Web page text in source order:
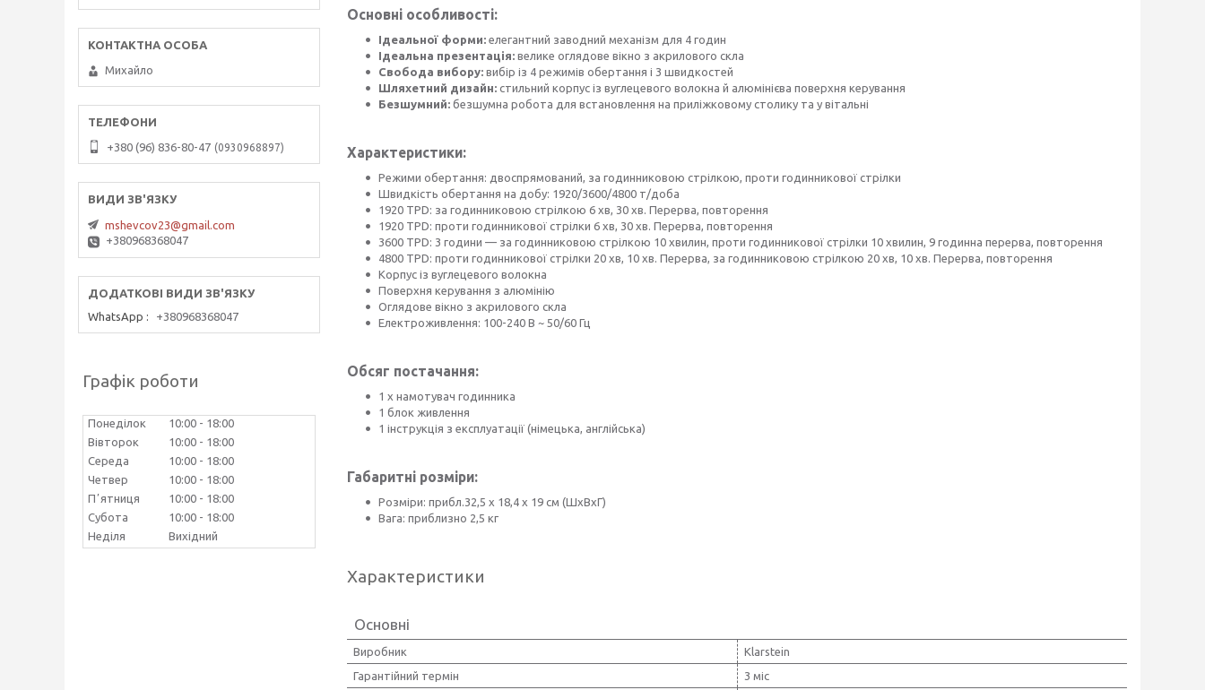
Основні особливості:
Ідеальної форми: елегантний заводний механізм для 4 годин
Ідеальна презентація: велике оглядове вікно з акрилового скла
Свобода вибору: вибір із 4 режимів обертання і 3 швидкостей
Шляхетний дизайн: стильний корпус із вуглецевого волокна й алюмінієва поверхня керування
Безшумний: безшумна робота для встановлення на приліжковому столику та у вітальні
Характеристики:
Режими обертання: двоспрямований, за годинниковою стрілкою, проти годинникової стрілки
Швидкість обертання на добу: 1920/3600/4800 т/доба
1920 TPD: за годинниковою стрілкою 6 хв, 30 хв. Перерва, повторення
1920 TPD: проти годинникової стрілки 6 хв, 30 хв. Перерва, повторення
3600 TPD: 3 години — за годинниковою стрілкою 10 хвилин, проти годинникової стрілки 10 хвилин, 9 годинна перерва, повторення
4800 TPD: проти годинникової стрілки 20 хв, 10 хв. Перерва, за годинниковою стрілкою 20 хв, 10 хв. Перерва, повторення
Корпус із вуглецевого волокна
Поверхня керування з алюмінію
Оглядове вікно з акрилового скла
Електроживлення: 100-240 В ~ 50/60 Гц
Обсяг постачання:
1 х намотувач годинника
1 блок живлення
1 інструкція з експлуатації (німецька, англійська)
Габаритні розміри:
Розміри: прибл.32,5 x 18,4 x 19 см (ШxВxГ)
Вага: приблизно 2,5 кг
Характеристики
Основні
Виробник
Klarstein
Гарантійний термін
3 міс
Михайло
+380 (96) 836-80-47 0930968897
mshevcov23@gmail.com
+380968368047
WhatsApp +380968368047
Графік роботи
Понеділок 10:00
18:00
Вівторок
10:00
18:00
Середа
10:00
18:00
Четвер
10:00
18:00
Пʼятниця
10:00
18:00
Субота
10:00
18:00
Неділя
Вихідний